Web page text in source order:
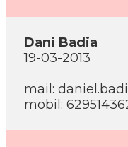
Dani Badia
19-03-2013
mail:
mobil: